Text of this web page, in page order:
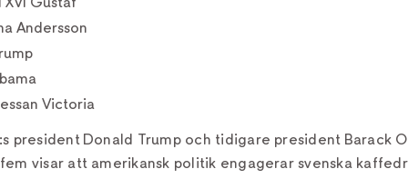
Andersson
Victoria
president Donald Trump och tidigare president Barack
visar att amerikansk politik engagerar svenska